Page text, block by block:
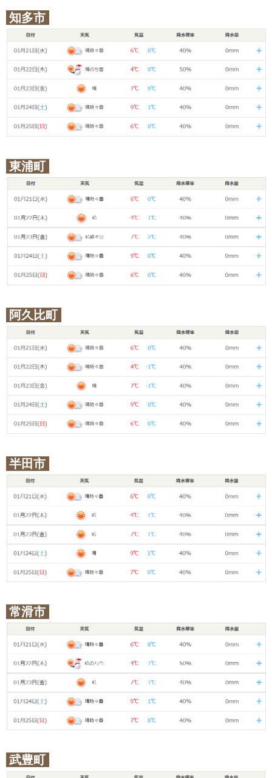
知多市
東浦町
阿久比町
半田市
常滑市
武豊町